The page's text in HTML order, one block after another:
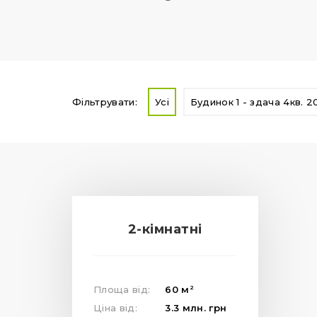
Фільтрувати: Усі Будинок 1 - здача 4кв.
2-кімнатні
Площа від: 60м 2
Ціна від: 3.3 млн. грн